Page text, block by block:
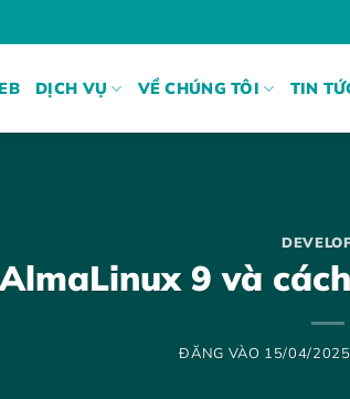
DỊCH VỤ VỀ CHÚNG TÔI TIN
9 và
ĐĂNG VÀO 15/04/2025